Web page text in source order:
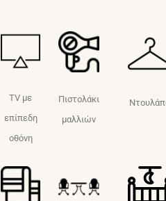
TV με
επίπεδη
οθόνη
Πιστολάκι
μαλλιών